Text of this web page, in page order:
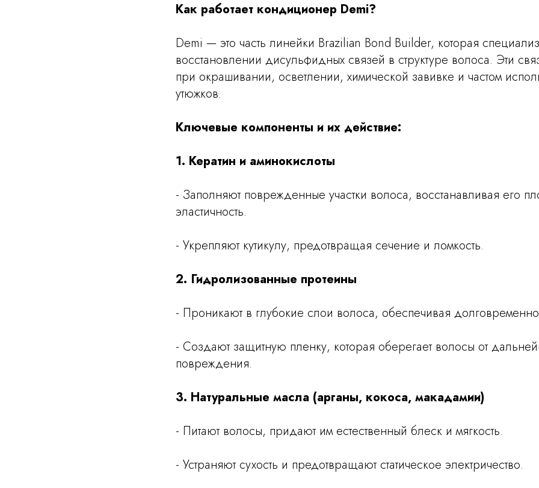
Как работает кондиционер Demi?
Demi — это часть линейки Brazilian Bond Builder, которая
восстановлении дисульфидных связей в структуре волоса. Эти
при окрашивании, осветлении, химической завивке и частом
утюжков.
Ключевые компоненты и их действие:
1. Кератин и аминокислоты
- Заполняют поврежденные участки волоса, восстанавливая его
эластичность.
- Укрепляют кутикулу, предотвращая сечение и ломкость.
2. Гидролизованные протеины
- Проникают в глубокие слои волоса, обеспечивая
- Создают защитную пленку, которая оберегает волосы от
повреждения.
3. Натуральные масла (арганы, кокоса, макадамии)
- Питают волосы, придают им естественный блеск и мягкость.
- Устраняют сухость и предотвращают статическое электричество.